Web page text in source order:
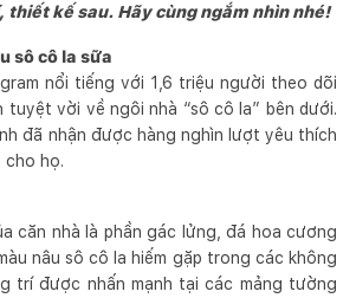
thiết kế sau. Hãy cùng ngắm nhìn nhé!
sô cô la sữa
nổi tiếng với 1,6 triệu người theo dõi
tuyệt vời về ngôi nhà “sô cô la” bên dưới.
đã nhận được hàng nghìn lượt yêu thích
cho họ.
căn nhà là phần gác lửng, đá hoa cương
nâu sô cô la hiếm gặp trong các không
trí được nhấn mạnh tại các mảng tường